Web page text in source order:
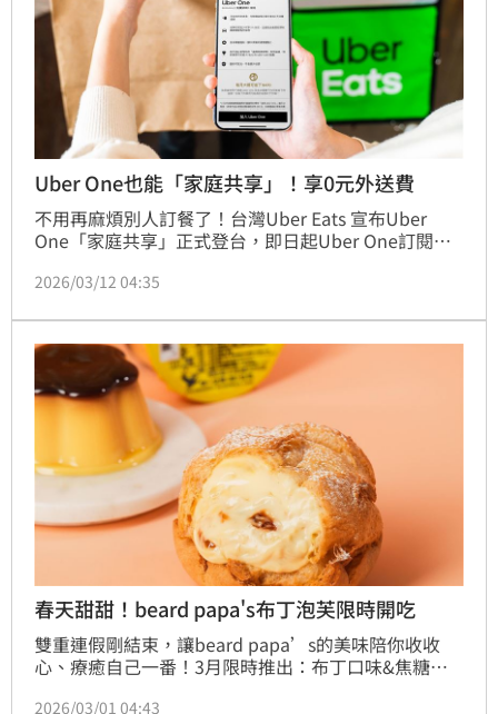
Uber One也能「家庭共享」！享0元外送費
不用再麻煩別人訂餐了！台灣Uber Eats 宣布Uber
One「家庭共享」正式登台，即日起Uber One訂閱會
Eats跨平台會員專屬優惠與福利；另外，foodpanda響
日起至3月31日於指定餐廳消費滿299元輸入優惠碼
「外送棒棒達」即可享85折。(賴俊佑)
2026/03/12 04:35
春天甜甜！beard papa's布丁泡芙限時開吃
雙重連假剛結束，讓beard papa’s的美味陪你收收
心、療癒自己一番！3月限時推出：布丁口味&焦糖蘋
2026/03/01 04:43